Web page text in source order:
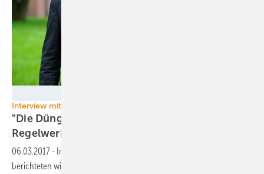
Interview mit OOWV-Geschäftsführer Karsten Specht
"Die Düngeverordnung ist das wichtigste
Regelwerk für den
06.03.2017 - Im Editorial unserer Printausgabe vom Januar
berichteten wir über den CO2-Ausstoß in der Landwirtschaft sowie